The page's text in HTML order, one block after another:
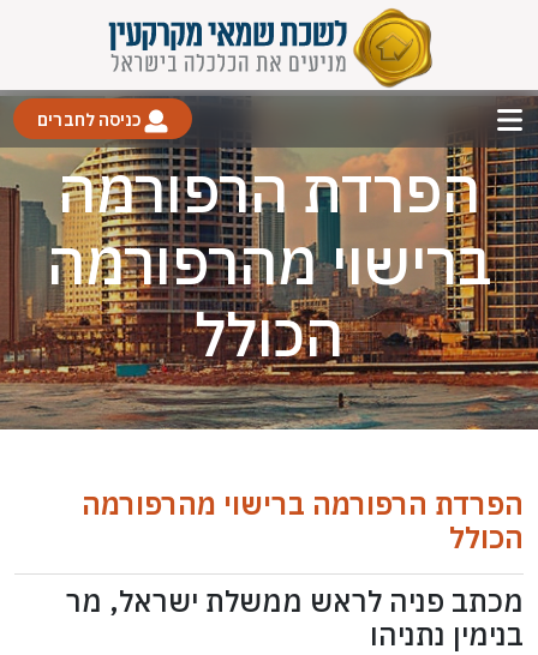
כניסה לחברים
הפרדת הרפורמה
ברישוי מהרפורמה
הכולל
הפרדת הרפורמה ברישוי מהרפורמה
הכולל
מכתב פניה לראש ממשלת ישראל, מר
בנימין נתניהו